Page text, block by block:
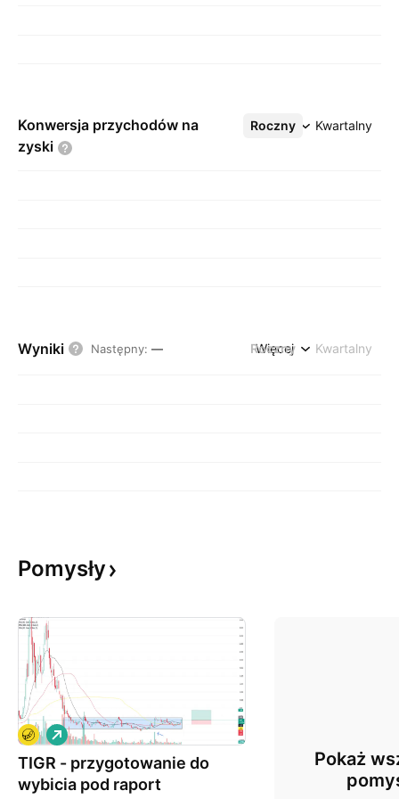
Konwersja przychodów na
zyski
Roczny Kwartalny
Więcej
Wyniki Następny: — Roczny Kwartalny
Więcej
Pomysły
TIGR - przygotowanie do
wybicia pod raport
L
o
n
g
Pokaż